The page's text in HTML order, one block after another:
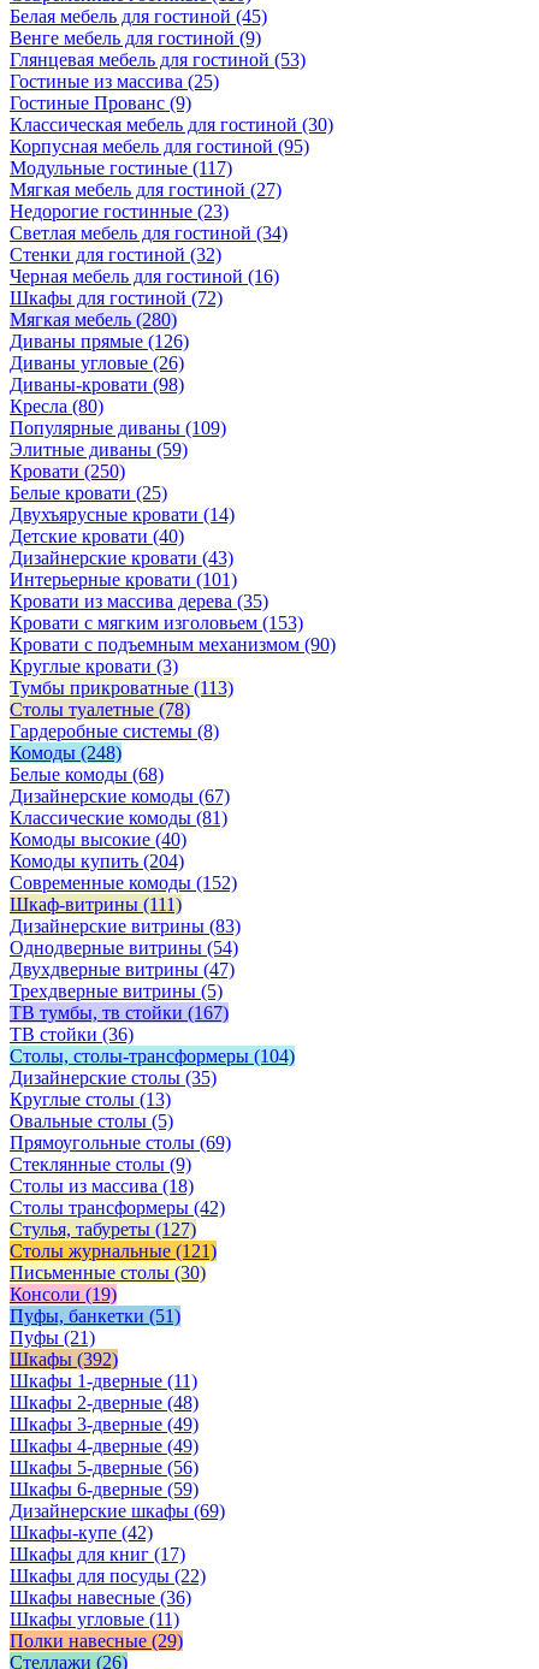
Белая мебель для гостиной (45)
Венге мебель для гостиной (9)
Глянцевая мебель для гостиной (53)
Гостиные из массива (25)
Гостиные Прованс (9)
Классическая мебель для гостиной (30)
Корпусная мебель для гостиной (95)
Модульные гостиные (117)
Мягкая мебель для гостиной (27)
Недорогие гостинные (23)
Светлая мебель для гостиной (34)
Стенки для гостиной (32)
Черная мебель для гостиной (16)
Шкафы для гостиной (72)
Мягкая мебель (280)
Диваны прямые (126)
Диваны угловые (26)
Диваны-кровати (98)
Кресла (80)
Популярные диваны (109)
Элитные диваны (59)
Кровати (250)
Белые кровати (25)
Двухъярусные кровати (14)
Детские кровати (40)
Дизайнерские кровати (43)
Интерьерные кровати (101)
Кровати из массива дерева (35)
Кровати с мягким изголовьем (153)
Кровати с подъемным механизмом (90)
Круглые кровати (3)
Тумбы прикроватные (113)
Столы туалетные (78)
Гардеробные системы (8)
Комоды (248)
Белые комоды (68)
Дизайнерские комоды (67)
Классические комоды (81)
Комоды высокие (40)
Комоды купить (204)
Современные комоды (152)
Шкаф-витрины (111)
Дизайнерские витрины (83)
Однодверные витрины (54)
Двухдверные витрины (47)
Трехдверные витрины (5)
ТВ тумбы, тв стойки (167)
ТВ стойки (36)
Столы, столы-трансформеры (104)
Дизайнерские столы (35)
Круглые столы (13)
Овальные столы (5)
Прямоугольные столы (69)
Стеклянные столы (9)
Столы из массива (18)
Столы трансформеры (42)
Стулья, табуреты (127)
Столы журнальные (121)
Письменные столы (30)
Консоли (19)
Пуфы, банкетки (51)
Пуфы (21)
Шкафы (392)
Шкафы 1-дверные (11)
Шкафы 2-дверные (48)
Шкафы 3-дверные (49)
Шкафы 4-дверные (49)
Шкафы 5-дверные (56)
Шкафы 6-дверные (59)
Дизайнерские шкафы (69)
Шкафы-купе (42)
Шкафы для книг (17)
Шкафы для посуды (22)
Шкафы навесные (36)
Шкафы угловые (11)
Полки навесные (29)
Стеллажи (26)